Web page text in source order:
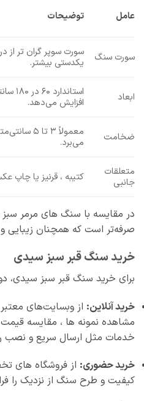
عامل توضیحات
سورت سنگ
یکدستی بیشتر.
ابعاد
افزایش می‌دهد.
ضخامت
معمولاً 3 تا 5
می‌برد.
متعلقات
جانبی
کتیبه ، قرنیز یا چاپ
در مقایسه با سنگ‌ های مرمر سبز
صرفه‌تر است که همچنان زیبایی
خرید سنگ قبر سبز سیدی
برای خرید سنگ قبر سبز سیدی، دو
خرید آنلاین:از وبسایت‌های معتبر
مشاهده نمونه‌ ها ، مقایسه قیمت‌
خدمات مثل ارسال سریع و نصب
خرید حضوری:از فروشگاه‌ های
کیفیت و طرح سنگ از نزدیک را